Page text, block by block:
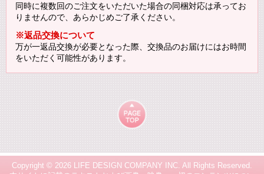
同時に複数回のご注文をいただいた場合の同梱対応は承ってお
りませんので、あらかじめご了承ください。
※返品交換について
万が一返品交換が必要となった際、交換品のお届けにはお時間
をいただく可能性があります。
Copyright © 2026 LIFE DESIGN COMPANY INC. All Rights Reserved.